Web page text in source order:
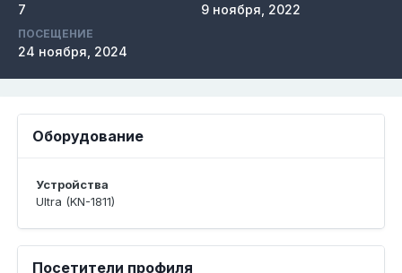
7 9 ноября, 2022
ПОСЕЩЕНИЕ
24 ноября, 2024
Оборудование
Устройства
Ultra (KN-1811)
Посетители профиля